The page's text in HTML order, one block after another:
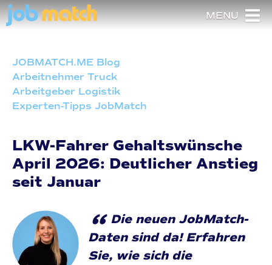
MENU
JOBMATCH.ME Blog
Arbeitnehmer Truck
Arbeitgeber Logistik
Experten-Tipps JobMatch
LKW-Fahrer Gehaltswünsche
April 2026: Deutlicher Anstieg
seit Januar
“ Die neuen JobMatch-
Daten sind da! Erfahren
Sie, wie sich die